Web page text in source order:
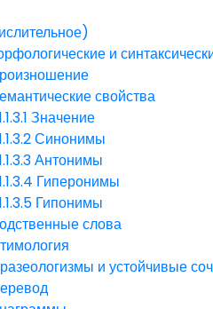
и
свойства
Значение
Синонимы
Антонимы
Гиперонимы
Гипонимы
слова
и устойчивые